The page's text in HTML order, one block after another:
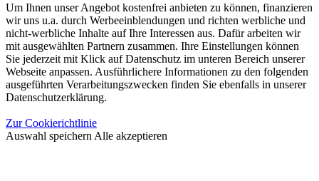
Um Ihnen unser Angebot kostenfrei anbieten zu können, finanzieren
wir uns u.a. durch Werbeeinblendungen und richten werbliche und
nicht-werbliche Inhalte auf Ihre Interessen aus. Dafür arbeiten wir
mit ausgewählten Partnern zusammen. Ihre Einstellungen können
Sie jederzeit mit Klick auf Datenschutz im unteren Bereich unserer
Webseite anpassen. Ausführlichere Informationen zu den folgenden
ausgeführten Verarbeitungszwecken finden Sie ebenfalls in unserer
Datenschutzerklärung.
Zur Cookierichtlinie
Auswahl speichern Alle akzeptieren